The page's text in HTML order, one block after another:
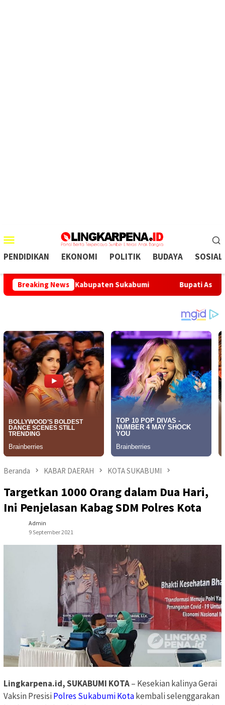
Mobile
PENDIDIKAN EKONOMI POLITIK BUDAYA SOSIAL
Breaking News
Kabupaten Sukabumi Bupati Asep Japar:
Beranda KABAR DAERAH KOTA SUKABUMI
Targetkan 1000 Orang dalam Dua Hari,
Ini Penjelasan Kabag SDM Polres Kota
Admin
9 September 2021
Lingkarpena.id, SUKABUMI KOTA– Kesekian kalinya Gerai
Vaksin PresisiPolres Sukabumi Kotakembali selenggarakan